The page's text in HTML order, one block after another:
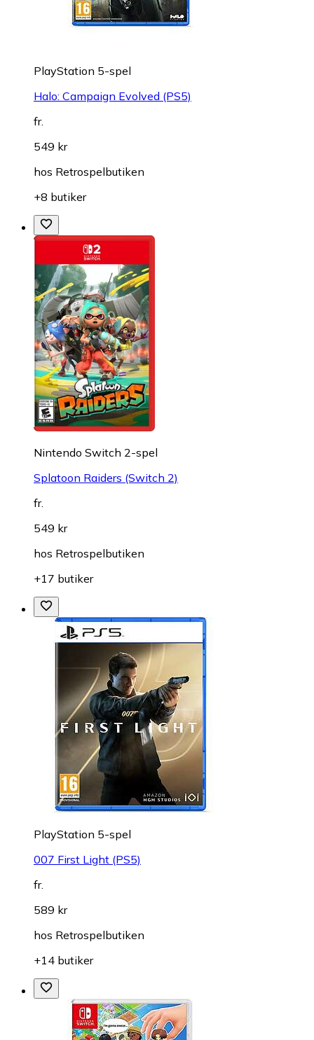
PlayStation 5-spel
Halo: Campaign Evolved (PS5)
fr.
549 kr
hos Retrospelbutiken
+8 butiker
Nintendo Switch 2-spel
Splatoon Raiders (Switch 2)
fr.
549 kr
hos Retrospelbutiken
+17 butiker
PlayStation 5-spel
007 First Light (PS5)
fr.
589 kr
hos Retrospelbutiken
+14 butiker